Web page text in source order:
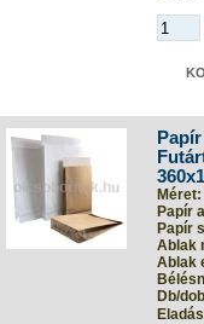
Méret:
Papír
Papír
Ablak
Ablak
Db/